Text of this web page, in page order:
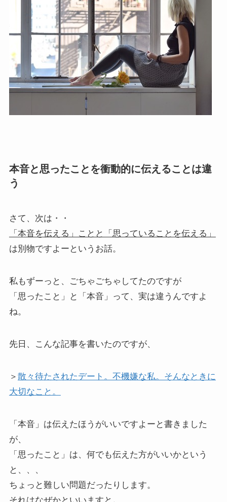
本音と思ったことを衝動的に伝えることは違
う
さて、次は・・
「本音を伝える」ことと「思っていることを伝える」
は別物ですよーというお話。
私もずーっと、ごちゃごちゃしてたのですが
「思ったこと」と「本音」って、実は違うんですよ
ね。
先日、こんな記事を書いたのですが、
＞ 散々待たされたデート。不機嫌な私。そんなときに
大切なこと。
「本音」は伝えたほうがいいですよーと書きました
が、
「思ったこと」は、何でも伝えた方がいいかという
と、、、
ちょっと難しい問題だったりします。